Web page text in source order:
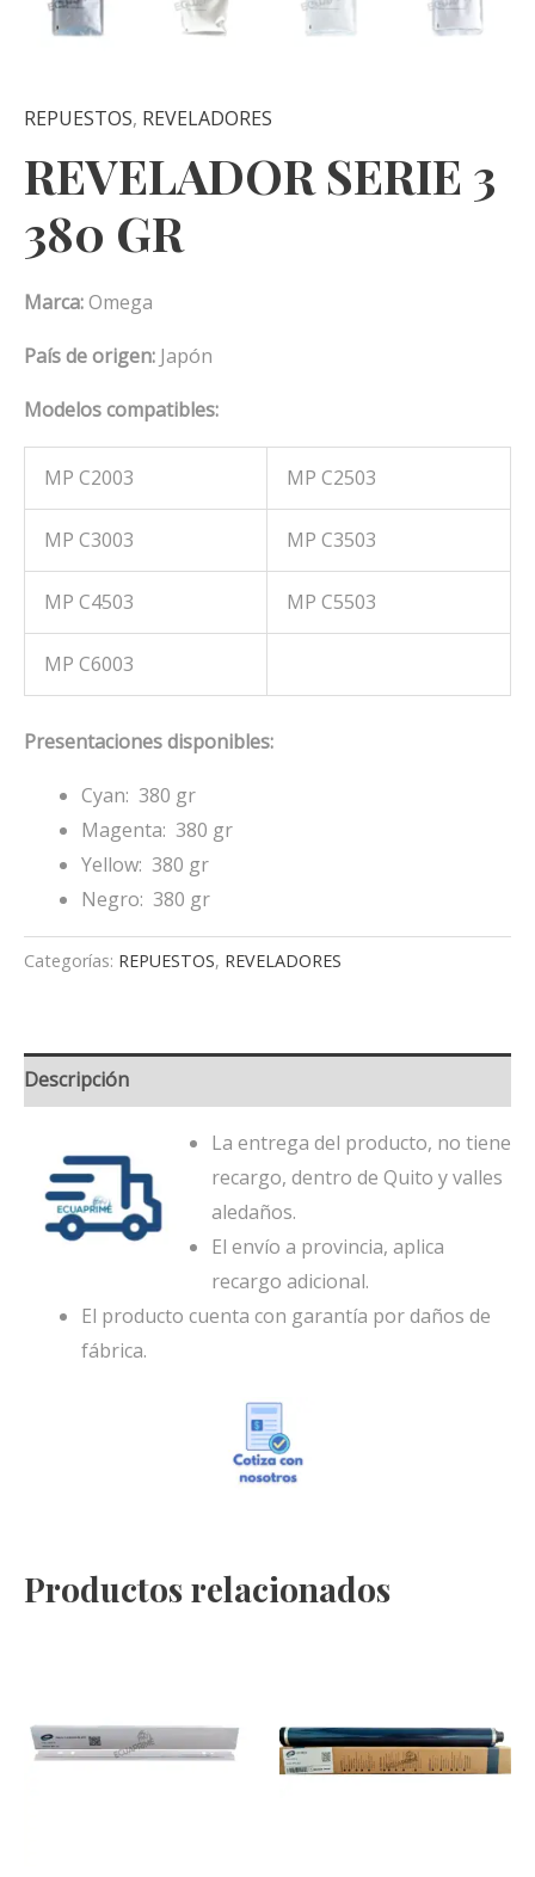
REPUESTOS, REVELADORES
REVELADOR SERIE 3
380 GR
Marca:Omega
País de origen: Japón
Modelos compatibles:
MP C2003 MP C2503
MP C3003 MP C3503
MP C4503 MP C5503
MP C6003
Presentaciones disponibles:
Cyan: 380 gr
Magenta: 380 gr
Yellow: 380 gr
Negro: 380 gr
Categorías: REPUESTOS, REVELADORES
Descripción
La entrega del producto, no tiene
recargo, dentro de Quito y valles
aledaños.
El envío a provincia, aplica
recargo adicional.
El producto cuenta con garantía por daños de
fábrica.
Productos relacionados